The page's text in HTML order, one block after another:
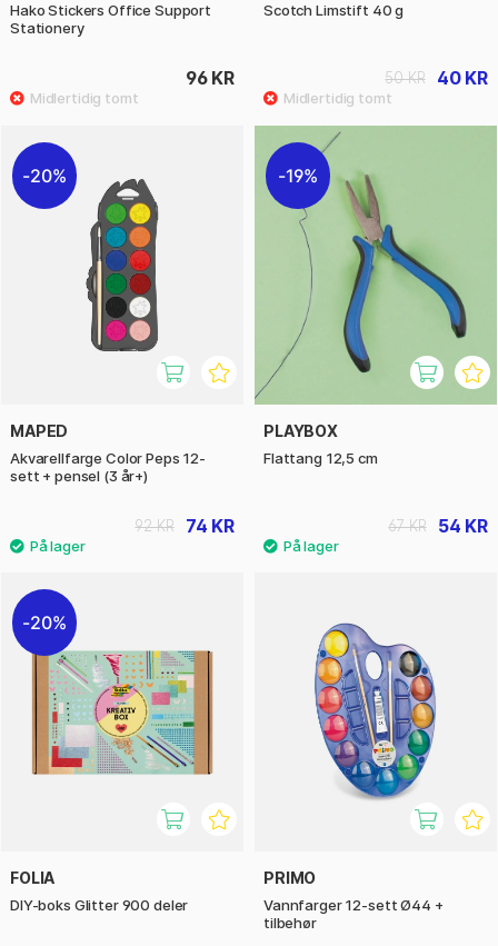
Hako Stickers Office Support
Stationery
96 KR
Scotch Limstift 40 g
40 KR
50 KR
20%
MAPED
Akvarellfarge Color Peps 12-
sett + pensel (3 år+)
74 KR
92 KR
19%
PLAYBOX
Flattang 12,5 cm
54 KR
67 KR
20%
FOLIA
DIY-boks Glitter 900 deler
PRIMO
Vannfarger 12-sett Ø44 +
tilbehør